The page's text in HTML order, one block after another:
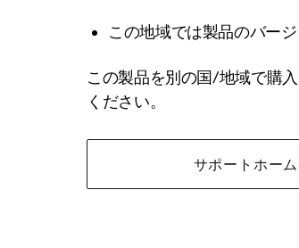
この地域では製品のバー
この製品を別の国/地域で購
ください。
サポートホー